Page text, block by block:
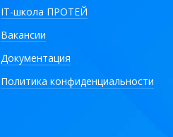
IT-школа ПРОТЕЙ
Вакансии
Документация
Политика конфиденциальности